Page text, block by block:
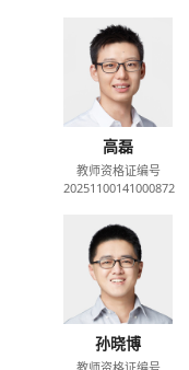
高磊
教师资格证编号
20251100141000872
孙晓博